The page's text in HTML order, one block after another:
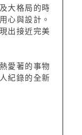
大格局的時
心與設計。
出接近完美
愛著的事物
紀錄的全新